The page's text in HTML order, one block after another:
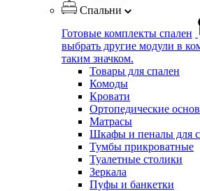
Спальни
Готовые комплекты спален
выбрать другие модули в
таким значком.
Товары для спален
Комоды
Кровати
Ортопедические
Матрасы
Шкафы и пеналы для
Тумбы прикроватные
Туалетные столики
Зеркала
Пуфы и банкетки